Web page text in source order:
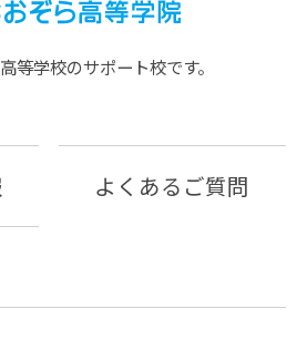
等学校のサポート校です。
よくあるご質問